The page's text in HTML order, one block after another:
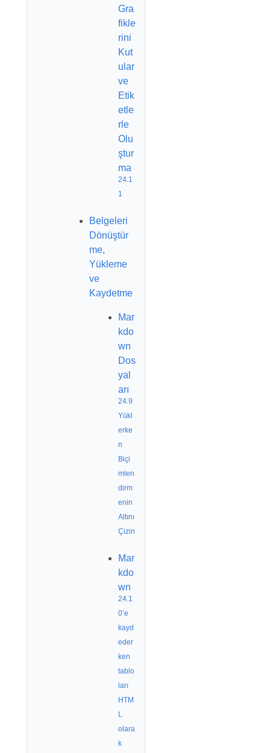
Gra
fikle
rini
Kut
ular
ve
Etik
etle
rle
Olu
ştur
ma
24.1
1
Belgeleri
Dönüştür
me,
Yükleme
ve
Kaydetme
Mar
kdo
wn
Dos
yal
arı
24.9
Yükl
erke
n
Biçi
mlen
dirm
enin
Altını
Çizin
Mar
kdo
wn
24.1
0’e
kayd
eder
ken
tablo
ları
HTM
L
olara
k